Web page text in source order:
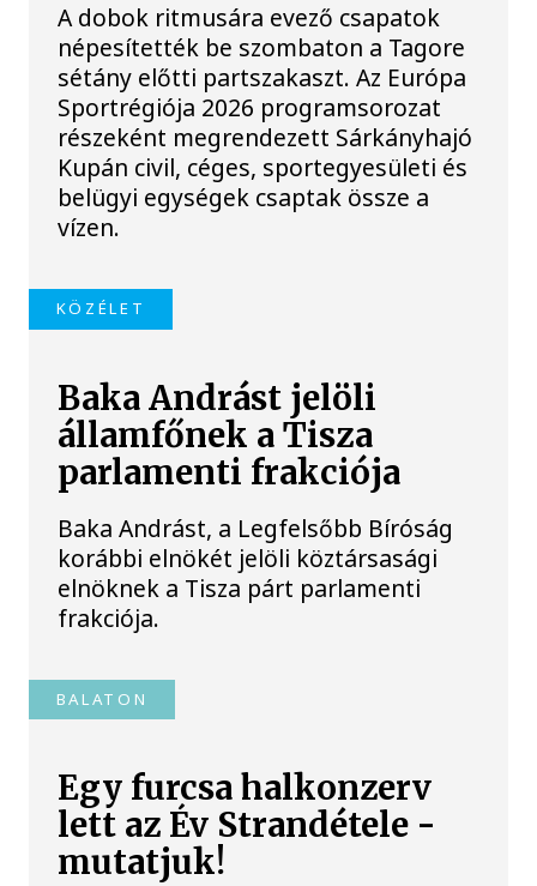
A dobok ritmusára evező csapatok
népesítették be szombaton a Tagore
sétány előtti partszakaszt. Az Európa
Sportrégiója 2026 programsorozat
részeként megrendezett Sárkányhajó
Kupán civil, céges, sportegyesületi és
belügyi egységek csaptak össze a
vízen.
KÖZÉLET
Baka Andrást jelöli
államfőnek a Tisza
parlamenti frakciója
Baka Andrást, a Legfelsőbb Bíróság
korábbi elnökét jelöli köztársasági
elnöknek a Tisza párt parlamenti
frakciója.
BALATON
Egy furcsa halkonzerv
lett az Év Strandétele -
mutatjuk!